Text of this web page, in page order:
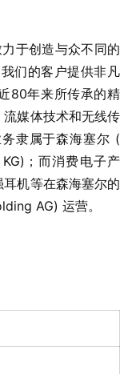
于创造与众不同的
们的客户提供非凡
80年来所传承的精
媒体技术和无线传
隶属于森海塞尔 (
；而消费电子产
机等在森海塞尔的
AG) 运营。